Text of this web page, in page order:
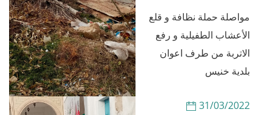
مواصلة حملة نظافة و قلع
الأعشاب الطفيلية و رفع
الاتربة من طرف اعوان
بلدية خنيس
31/03/2022